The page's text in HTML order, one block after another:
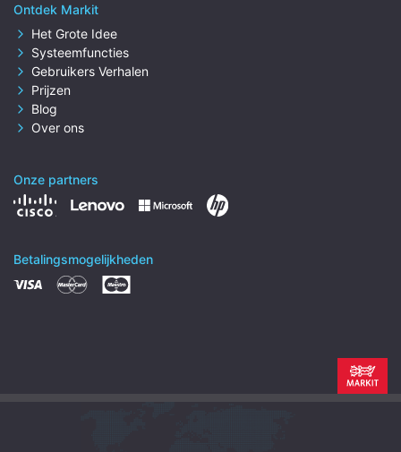
Ontdek Markit
Het Grote Idee
Systeemfuncties
Gebruikers Verhalen
Prijzen
Blog
Over ons
Onze partners
Betalingsmogelijkheden